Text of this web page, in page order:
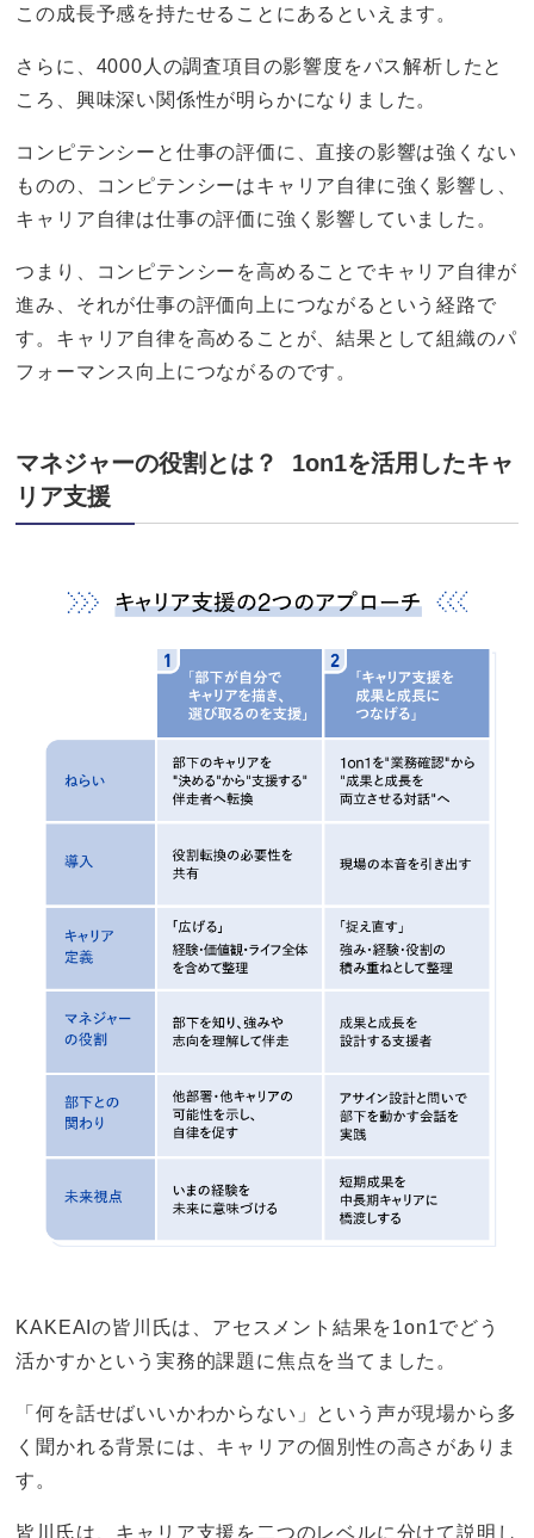
この成長予感を持たせることにあるといえます。
さらに、4000人の調査項目の影響度をパス解析したと
ころ、興味深い関係性が明らかになりました。
コンピテンシーと仕事の評価に、直接の影響は強くない
ものの、コンピテンシーはキャリア自律に強く影響し、
キャリア自律は仕事の評価に強く影響していました。
つまり、コンピテンシーを高めることでキャリア自律が
進み、それが仕事の評価向上につながるという経路で
す。キャリア自律を高めることが、結果として組織のパ
フォーマンス向上につながるのです。
マネジャーの役割とは？ 1on1を活用したキャ
リア支援
KAKEAIの皆川氏は、アセスメント結果を1on1でどう
活かすかという実務的課題に焦点を当てました。
「何を話せばいいかわからない」という声が現場から多
く聞かれる背景には、キャリアの個別性の高さがありま
す。
皆川氏は、キャリア支援を二つのレベルに分けて説明し